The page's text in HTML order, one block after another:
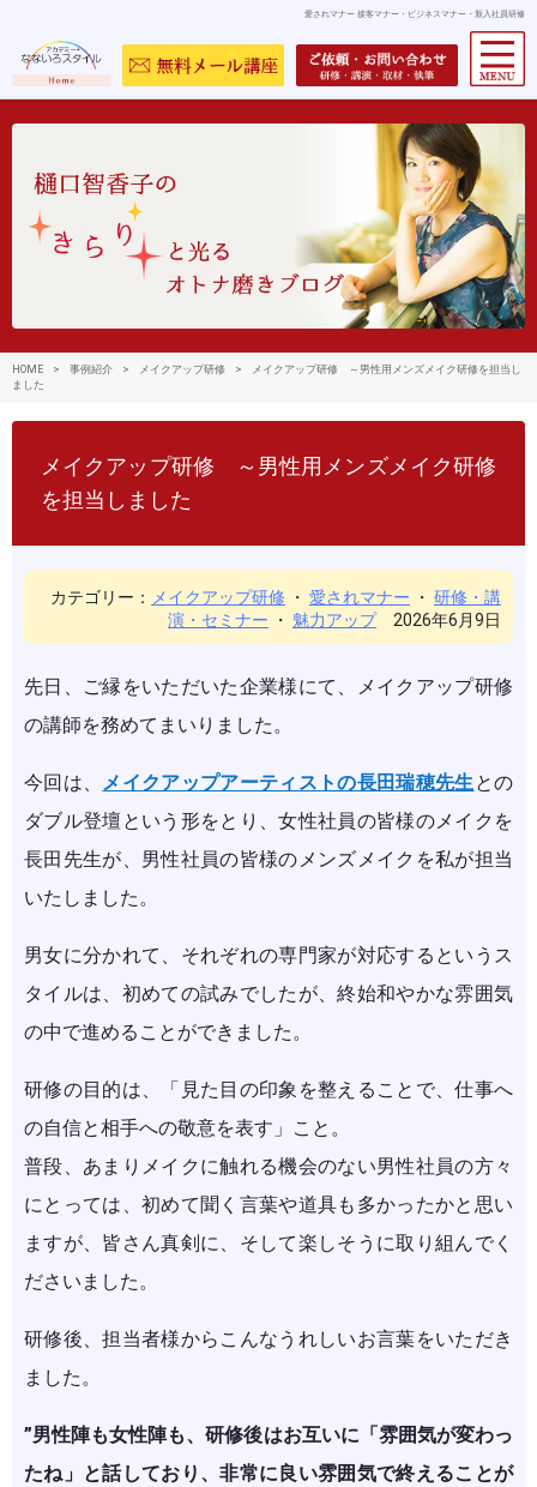
愛されマナー 接客マナー・ビジネスマナー・新入社員研修
HOME > 事例紹介 > メイクアップ研修 >
メイクアップ研修 ～男性用メンズメイク研修を担当し
ました
メイクアップ研修 ～男性用メンズメイク研修
を担当しました
カテゴリー： メイクアップ研修 ・ 愛されマナー ・ 研修・講
演・セミナー ・ 魅力アップ2026年6月9日
先日、ご縁をいただいた企業様にて、メイクアップ研修
の講師を務めてまいりました。
今回は、 メイクアップアーティストの長田瑞穂先生との
ダブル登壇という形をとり、女性社員の皆様のメイクを
長田先生が、男性社員の皆様のメンズメイクを私が担当
いたしました。
男女に分かれて、それぞれの専門家が対応するというス
タイルは、初めての試みでしたが、終始和やかな雰囲気
の中で進めることができました。
研修の目的は、「見た目の印象を整えることで、仕事へ
の自信と相手への敬意を表す」こと。
普段、あまりメイクに触れる機会のない男性社員の方々
にとっては、初めて聞く言葉や道具も多かったかと思い
ますが、皆さん真剣に、そして楽しそうに取り組んでく
ださいました。
研修後、担当者様からこんなうれしいお言葉をいただき
ました。
”男性陣も女性陣も、研修後はお互いに「雰囲気が変わっ
たね」と話しており、非常に良い雰囲気で終えることが